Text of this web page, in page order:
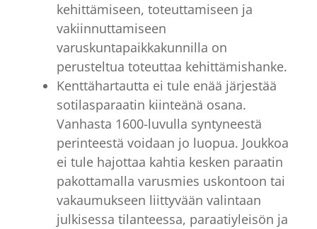
kehittämiseen, toteuttamiseen ja
vakiinnuttamiseen
varuskuntapaikkakunnilla on
perusteltua toteuttaa kehittämishanke.
Kenttähartautta ei tule enää järjestää
sotilasparaatin kiinteänä osana.
Vanhasta 1600-luvulla syntyneestä
perinteestä voidaan jo luopua. Joukkoa
ei tule hajottaa kahtia kesken paraatin
pakottamalla varusmies uskontoon tai
vakaumukseen liittyvään valintaan
julkisessa tilanteessa, paraatiyleisön ja